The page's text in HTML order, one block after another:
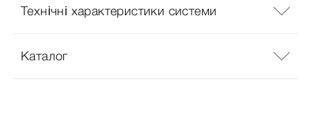
Технічні характеристики системи
Каталог